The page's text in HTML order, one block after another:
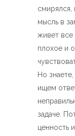
смирялся,
мысль в
живет все
плохое и
Но
ищем
задаче.
ценность